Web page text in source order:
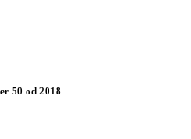
50 od 2018